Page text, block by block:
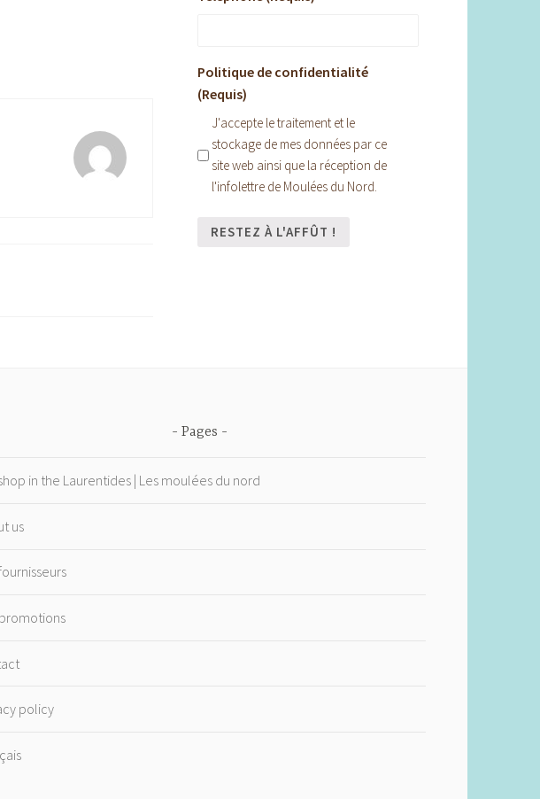
Politique de confidentialité
(Requis)
J'accepte le traitement et le
stockage de mes données par ce
site web ainsi que la réception de
l'infolettre de Moulées du Nord.
Pages
in the Laurentides | Les moulées du nord
us
policy